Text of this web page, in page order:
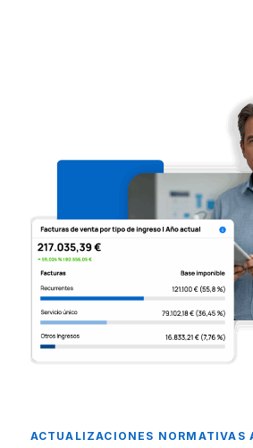
ACTUALIZACIONES NORMATIVAS